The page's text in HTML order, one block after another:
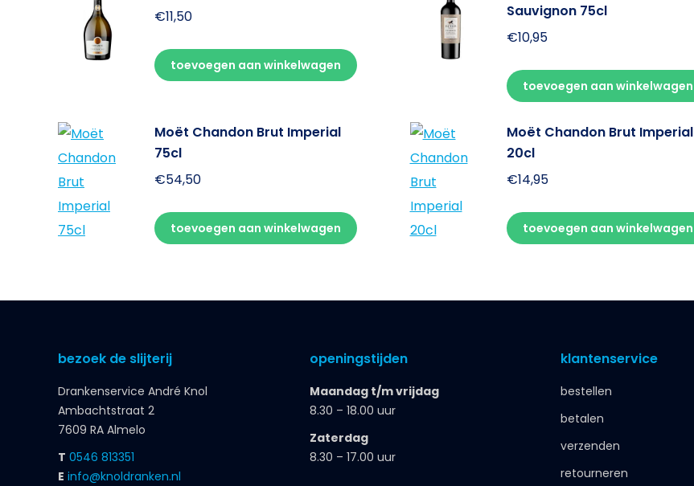
€11,50
toevoegen aan winkelwagen
Sauvignon 75cl
€10,95
toevoegen aan winkelwagen
Moët Chandon Brut Imperial
75cl
€54,50
toevoegen aan winkelwagen
Moët Chandon Brut Imperial
20cl
€14,95
toevoegen aan winkelwagen
bezoek de slijterij
Drankenservice André Knol
Ambachtstraat 2
7609 RA Almelo
T 0546 813351
E info@knoldranken.nl
openingstijden
Maandag t/m vrijdag
8.30 – 18.00 uur
Zaterdag
8.30 – 17.00 uur
klantenservice
bestellen
betalen
verzenden
retourneren